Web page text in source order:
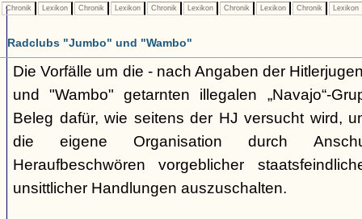
Chronik Lexikon Chronik Lexikon Chronik Lexikon Chronik Lexikon Chronik Lexikon
Radclubs "Jumbo" und "Wambo"
Die Vorfälle um die - nach Angaben der
und "Wambo" getarnten illegalen „Navajo“-
Beleg dafür, wie seitens der HJ versucht wird,
die eigene Organisation durch
Heraufbeschwören vorgeblicher
unsittlicher Handlungen auszuschalten.